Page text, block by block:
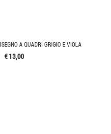
A QUADRI GRIGIO E VIOLA
€ 13,00